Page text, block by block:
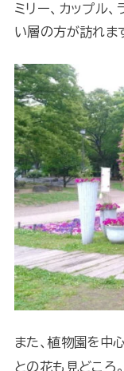
ミリー、カップル
い層の方が訪れま
また、植物園を中
との花も見どころ。